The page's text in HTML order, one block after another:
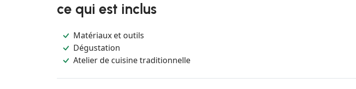
ce qui est inclus
Matériaux et outils
Dégustation
Atelier de cuisine traditionnelle